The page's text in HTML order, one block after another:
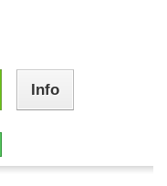
Info